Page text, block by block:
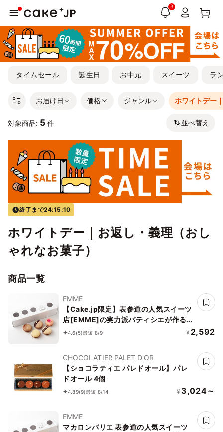
3
タイムセール 誕生日 お中元 スイーツ ラ
お届け日 価格 ジャンル ホワイトデー
対象商品: 5 件 並べ替え
終了まで24:15:10
ホワイトデー｜お返し・義理（おし
ゃれなお菓子）
商品一覧
EMME
【Cake.jp限定】表参道の人気スイーツ
店[EMME]の実力派パティシエが作る
トリュフ香るマカロンショコラバリエ
4.6(5)最短 8/9 ¥ 2,592
CHOCOLATIER PALET D'OR
【ショコラティエ パレドオール】パレ
ドオール 4個
4.89(9)最短 8/14 ¥ 3,024～
EMME
マカロンバリエ 表参道の人気スイーツ